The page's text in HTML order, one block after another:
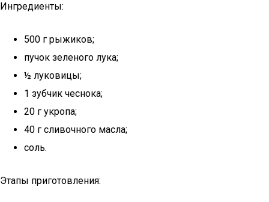
Ингредиенты:
500 г рыжиков;
пучок зеленого лука;
½ луковицы;
1 зубчик чеснока;
20 г укропа;
40 г сливочного масла;
соль.
Этапы приготовления: